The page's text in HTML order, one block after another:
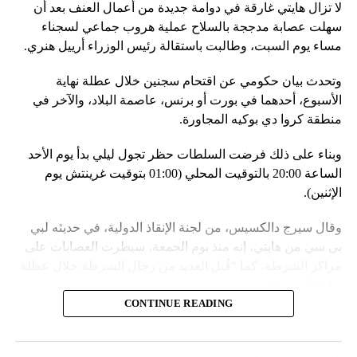
في السياق، أشار رئيس أركان القوات المسلّحة البيلاروسية
الجنرال فيكتور غوليفيتش إلى أنّه «في إطار هذا الحدث، تمّت
احتياطي»، لافتاً إلى أنّه «فور إنجاز عملية الانتشار هذه،
سنستعرض المسائل المتعلّقة بالاستعدادات لاستخدام الأسلحة
النووية غير الاستراتيجية».
وفي أوكرانيا، فكّكت أجهزة الأمن شبكة من العملاء التابعين
لجهاز الأمن الفدرالي الروسي «كانوا يعدّون لاغتيال الرئيس
الأوكراني» فولوديمير زيلينسكي ومسؤولين كبار آخرين، مثل
أوامر من موسكو. وأوقفت الأجهزة الأوكرانية ضابطَي أمن،
مشيرةً إلى أن المشتبه فيهما اللذَين أوقفا «شخصان برتبة
الحكوميين.
الفدرالي الروسي ويُشتبه في أن المسؤولَين «نقلا معلومات
لا تزال هايتي غارقة في دوامة جديدة من أعمال العنف بعد أن
سهلت عصابة مدججة بالسلاح عملية هروب جماعي لسجناء
مساء يوم السبت، وطالبت باستقالة رئيس الوزراء أرييل هنري.
وتحدث بيان حكومي عن اقتحام سجنين خلال عطلة نهاية
الأسبوع، أحدهما في بورت أو برنس، عاصمة البلاد، والآخر في
منطقة كروا دي بوكيه المجاورة.
وبناء على ذلك فرضت السلطات حظر تجول ليلي بدأ يوم الأحد
الساعة 20:00 بالتوقيت المحلي (01:00 بتوقيت غرينتش يوم
الإثنين).
وقال سيرج دالكسيس، من لجنة الإنقاذ الدولية، في حديثه لبي
بي سي من هايتي، إنه منذ يوم الجمعة، سيطرت العصابات على
وأدى ذلك إلى تشتيت انتباه السلطات وتسهيل تنفيذ هجوم منسق
ومخطط له على السجون.
CONTINUE READING